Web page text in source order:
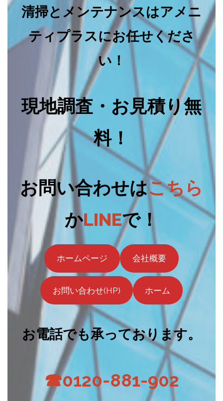
清掃とメンテナンスはアメニ
ティプラスにお任せくださ
い！
現地調査・お見積り無
料！
お問い合わせはこちら
かLINEで！
ホームページ 会社概要
お問い合わせ(HP) ホーム
お電話でも承っております。
☎0120-881-902